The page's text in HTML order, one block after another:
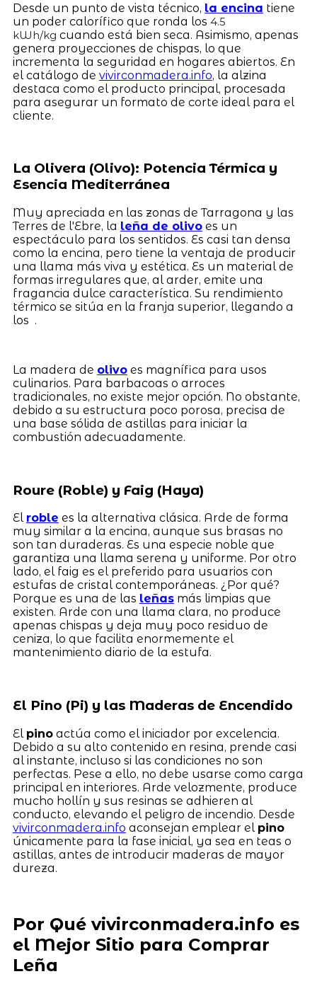
Desde un punto de vista técnico, la encina tiene
un poder calorífico que ronda los 4.5
kWh/kg cuando está bien seca. Asimismo, apenas
genera proyecciones de chispas, lo que
incrementa la seguridad en hogares abiertos. En
el catálogo de vivirconmadera.info, la alzina
destaca como el producto principal, procesada
para asegurar un formato de corte ideal para el
cliente.
La Olivera (Olivo): Potencia Térmica y
Esencia Mediterránea
Muy apreciada en las zonas de Tarragona y las
Terres de l'Ebre, la leña de olivoes un
espectáculo para los sentidos. Es casi tan densa
como la encina, pero tiene la ventaja de producir
una llama más viva y estética. Es un material de
formas irregulares que, al arder, emite una
fragancia dulce característica. Su rendimiento
térmico se sitúa en la franja superior, llegando a
los .
La madera de olivoes magnífica para usos
culinarios. Para barbacoas o arroces
tradicionales, no existe mejor opción. No obstante,
debido a su estructura poco porosa, precisa de
una base sólida de astillas para iniciar la
combustión adecuadamente.
Roure (Roble) y Faig (Haya)
El roble es la alternativa clásica. Arde de forma
muy similar a la encina, aunque sus brasas no
son tan duraderas. Es una especie noble que
garantiza una llama serena y uniforme. Por otro
lado, el faig es el preferido para usuarios con
estufas de cristal contemporáneas. ¿Por qué?
Porque es una de las leñasmás limpias que
existen. Arde con una llama clara, no produce
apenas chispas y deja muy poco residuo de
ceniza, lo que facilita enormemente el
mantenimiento diario de la estufa.
El Pino (Pi) y las Maderas de Encendido
El pinoactúa como el iniciador por excelencia.
Debido a su alto contenido en resina, prende casi
al instante, incluso si las condiciones no son
perfectas. Pese a ello, no debe usarse como carga
principal en interiores. Arde velozmente, produce
mucho hollín y sus resinas se adhieren al
conducto, elevando el peligro de incendio. Desde
vivirconmadera.info aconsejan emplear el pino
únicamente para la fase inicial, ya sea en teas o
astillas, antes de introducir maderas de mayor
dureza.
Por Qué vivirconmadera.info es
el Mejor Sitio para Comprar
Leña